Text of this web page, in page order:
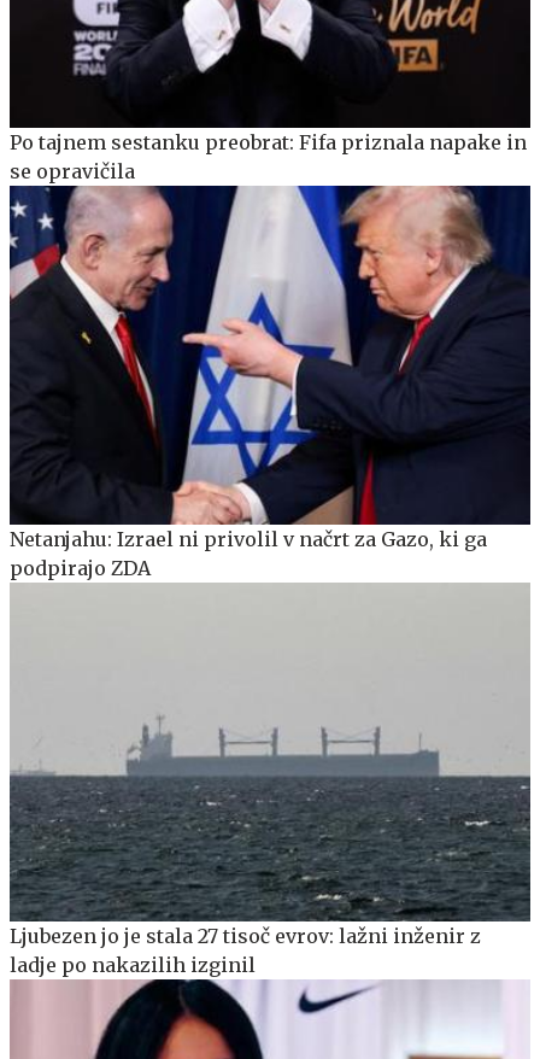
Po tajnem sestanku preobrat: Fifa priznala napake in
se opravičila
Netanjahu: Izrael ni privolil v načrt za Gazo, ki ga
podpirajo ZDA
Ljubezen jo je stala 27 tisoč evrov: lažni inženir z
ladje po nakazilih izginil